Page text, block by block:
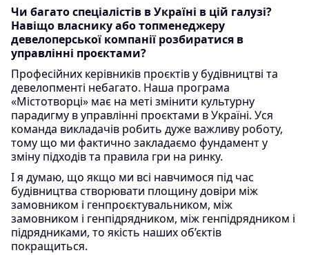
Чи багато спеціалістів в Україні в цій галузі?
Навіщо власнику або топменеджеру
девелоперської компанії розбиратися в
управлінні проєктами?
Професійних керівників проєктів у будівництві та
девелопменті небагато. Наша програма
«Містотворці» має на меті змінити культурну
парадигму в управлінні проєктами в Україні. Уся
команда викладачів робить дуже важливу роботу,
тому що ми фактично закладаємо фундамент у
зміну підходів та правила гри на ринку.
І я думаю, що якщо ми всі навчимося під час
будівництва створювати площину довіри між
замовником і генпроєктувальником, між
замовником і генпідрядником, між генпідрядником і
підрядниками, то якість наших об’єктів
покращиться.